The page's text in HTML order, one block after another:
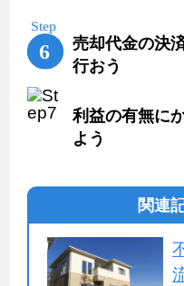
売却代金の決
行おう
利益の有無に
よう
関連